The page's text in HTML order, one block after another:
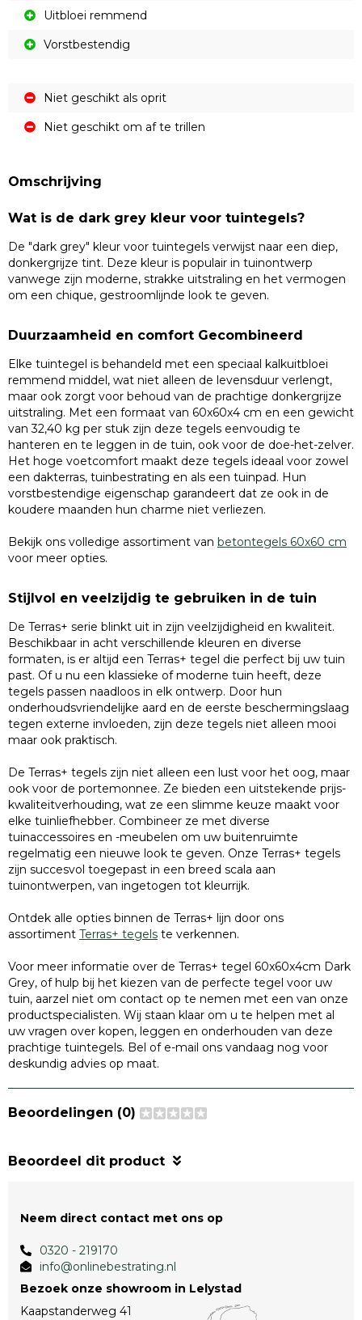
Uitbloei remmend
Vorstbestendig
Niet geschikt als oprit
Niet geschikt om af te trillen
Omschrijving
Wat is de dark grey kleur voor tuintegels?
De "dark grey" kleur voor tuintegels verwijst naar een diep,
donkergrijze tint. Deze kleur is populair in tuinontwerp
vanwege zijn moderne, strakke uitstraling en het vermogen
om een chique, gestroomlijnde look te geven.
Duurzaamheid en comfort Gecombineerd
Elke tuintegel is behandeld met een speciaal kalkuitbloei
remmend middel, wat niet alleen de levensduur verlengt,
maar ook zorgt voor behoud van de prachtige donkergrijze
uitstraling. Met een formaat van 60x60x4 cm en een gewicht
van 32,40 kg per stuk zijn deze tegels eenvoudig te
hanteren en te leggen in de tuin, ook voor de doe-het-zelver.
Het hoge voetcomfort maakt deze tegels ideaal voor zowel
een dakterras, tuinbestrating en als een tuinpad. Hun
vorstbestendige eigenschap garandeert dat ze ook in de
koudere maanden hun charme niet verliezen.
Bekijk ons volledige assortiment van betontegels 60x60 cm
voor meer opties.
Stijlvol en veelzijdig te gebruiken in de tuin
De Terras+ serie blinkt uit in zijn veelzijdigheid en kwaliteit.
Beschikbaar in acht verschillende kleuren en diverse
formaten, is er altijd een Terras+ tegel die perfect bij uw tuin
past. Of u nu een klassieke of moderne tuin heeft, deze
tegels passen naadloos in elk ontwerp. Door hun
onderhoudsvriendelijke aard en de eerste beschermingslaag
tegen externe invloeden, zijn deze tegels niet alleen mooi
maar ook praktisch.
De Terras+ tegels zijn niet alleen een lust voor het oog, maar
ook voor de portemonnee. Ze bieden een uitstekende prijs-
kwaliteitverhouding, wat ze een slimme keuze maakt voor
elke tuinliefhebber. Combineer ze met diverse
tuinaccessoires en -meubelen om uw buitenruimte
regelmatig een nieuwe look te geven. Onze Terras+ tegels
zijn succesvol toegepast in een breed scala aan
tuinontwerpen, van ingetogen tot kleurrijk.
Ontdek alle opties binnen de Terras+ lijn door ons
assortiment Terras+ tegels te verkennen.
Voor meer informatie over de Terras+ tegel 60x60x4cm Dark
Grey, of hulp bij het kiezen van de perfecte tegel voor uw
tuin, aarzel niet om contact op te nemen met een van onze
productspecialisten. Wij staan klaar om u te helpen met al
uw vragen over kopen, leggen en onderhouden van deze
prachtige tuintegels. Bel of e-mail ons vandaag nog voor
deskundig advies op maat.
Beoordelingen (0)
Beoordeel dit product
Neem direct contact met ons op
0320 - 219170
info@onlinebestrating.nl
Bezoek onze showroom in Lelystad
Kaapstanderweg 41